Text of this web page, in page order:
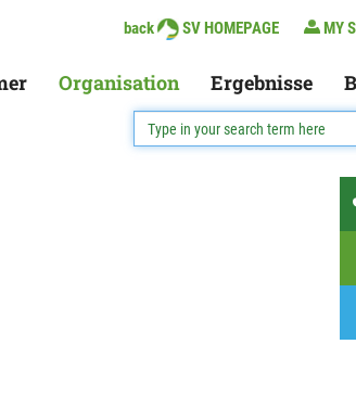
back SV HOMEPAGE MY
Organisation Ergebnisse